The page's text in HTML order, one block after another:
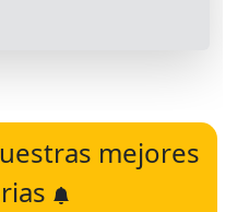
mejores